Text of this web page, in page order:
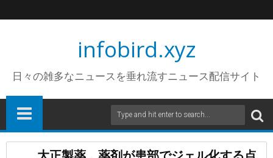
infobird.xyz
日々の雑多なニュースを垂れ流すニュース配信サイト